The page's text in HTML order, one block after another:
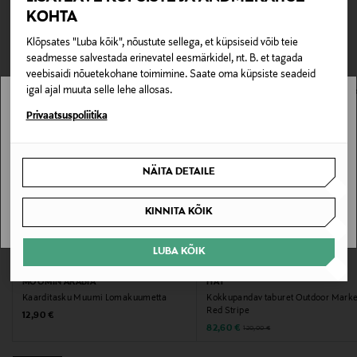
KOHTA
Klõpsates "Luba kõik", nõustute sellega, et küpsiseid võib teie
seadmesse salvestada erinevatel eesmärkidel, nt. B. et tagada
veebisaidi nõuetekohane toimimine. Saate oma küpsiste seadeid
igal ajal muuta selle lehe allosas.
Privaatsuspoliitika
NÄITA DETAILE
KINNITA KÕIK
LUBA KÕIK
istub kindlalt käes. Mõõdud 60 × 8 × 5 cm.
Tootenumber
178361606
Materjal
MULTICOLOR
Suurus
60 x 8 x 5
Tarnimine pakiautomaati või postkontorisse
TEISED KLIENDID
VAATASID KA
EELIS KUPONGIGA
MOOMIN ARABIA
Kaarditasku Muumi Lomakuumetta
Original Price
12,90 €
SOODUSTUS 31%
HAY
Kokkupandav taburet Outdoor
Red Stripe
Discounted Price
82,60 € Original Price
120,00 €
Stockmann pole Sinu riigis saadaval.
SAAN ARU